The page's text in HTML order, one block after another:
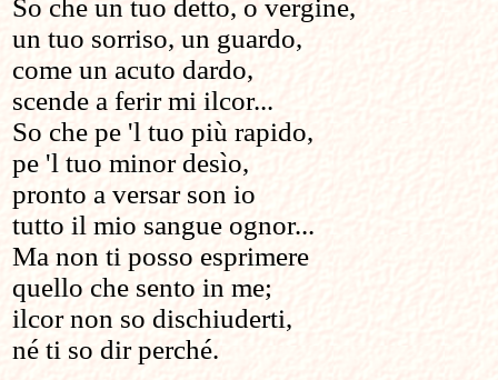
So che un tuo detto, o vergine,
un tuo sorriso, un guardo,
come un acuto dardo,
scende a ferir mi ilcor...
So che pe 'l tuo più rapido,
pe 'l tuo minor desìo,
pronto a versar son io
tutto il mio sangue ognor...
Ma non ti posso esprimere
quello che sento in me;
ilcor non so dischiuderti,
né ti so dir perché.